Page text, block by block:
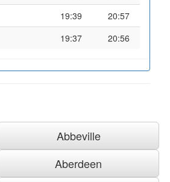
19:39
20:57
19:37 20:56
Abbeville
Aberdeen